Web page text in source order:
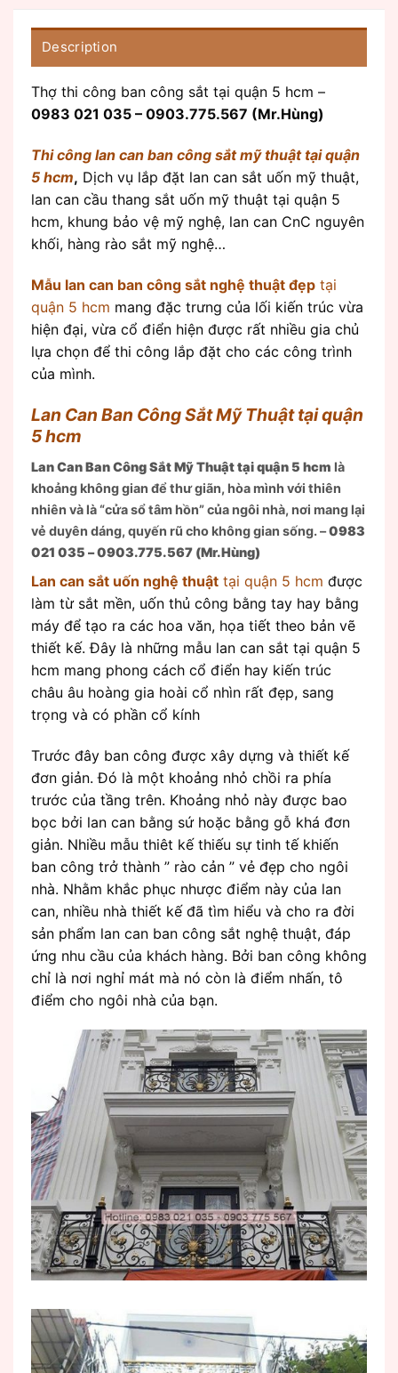
Description
Thợ thi công ban công sắt tại quận 5 hcm –
0983 021 035 – 0903.775.567 (Mr.Hùng)
Thi công lan can ban công sắt mỹ thuật tại quận
5 hcm, Dịch vụ lắp đặt lan can sắt uốn mỹ thuật,
lan can cầu thang sắt uốn mỹ thuật tại quận 5
hcm, khung bảo vệ mỹ nghệ, lan can CnC nguyên
khối, hàng rào sắt mỹ nghệ…
Mẫu lan can ban công sắt nghệ thuật đẹp tại
quận 5 hcm mang đặc trưng của lối kiến trúc vừa
hiện đại, vừa cổ điển hiện được rất nhiều gia chủ
lựa chọn để thi công lắp đặt cho các công trình
của mình.
Lan Can Ban CôngSắtMỹ Thuật tại quận
5 hcm
Lan Can Ban Công Sắt Mỹ Thuật tại quận 5 hcm là
khoảng không gian để thư giãn, hòa mình với thiên
nhiên và là “cửa sổ tâm hồn” của ngôi nhà, nơi mang lại
vẻ duyên dáng, quyến rũ cho không gian sống.–0983
021 035 – 0903.775.567 (Mr.Hùng)
Lan can sắt uốn nghệ thuật tại quận 5 hcm được
làm từ sắt mền, uốn thủ công bằng tay hay bằng
máy để tạo ra các hoa văn, họa tiết theo bản vẽ
thiết kế. Đây là những mẫu lan can sắt tại quận 5
hcm mang phong cách cổ điển hay kiến trúc
châu âu hoàng gia hoài cổ nhìn rất đẹp, sang
trọng và có phần cổ kính
Trước đây ban công được xây dựng và thiết kế
đơn giản. Đó là một khoảng nhỏ chồi ra phía
trước của tầng trên. Khoảng nhỏ này được bao
bọc bởi lan can bằng sứ hoặc bằng gỗ khá đơn
giản. Nhiều mẫu thiêt kế thiếu sự tinh tế khiến
ban công trở thành ” rào cản ” vẻ đẹp cho ngôi
nhà. Nhằm khắc phục nhược điểm này của lan
can, nhiều nhà thiết kế đã tìm hiểu và cho ra đời
sản phẩm lan can ban công sắt nghệ thuật, đáp
ứng nhu cầu của khách hàng. Bởi ban công không
chỉ là nơi nghỉ mát mà nó còn là điểm nhấn, tô
điểm cho ngôi nhà của bạn.